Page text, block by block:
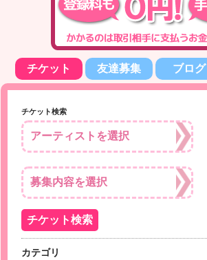
チケット 友達募集 ブログ
チケット検索
カテゴリ